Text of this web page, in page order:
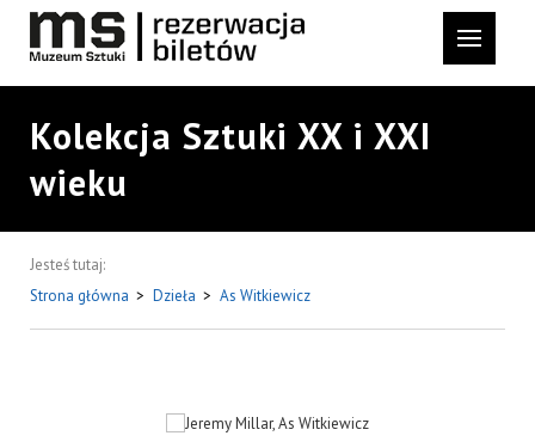
Kolekcja Sztuki XX i XXI
wieku
Jesteś tutaj:
Strona główna > Dzieła > As Witkiewicz